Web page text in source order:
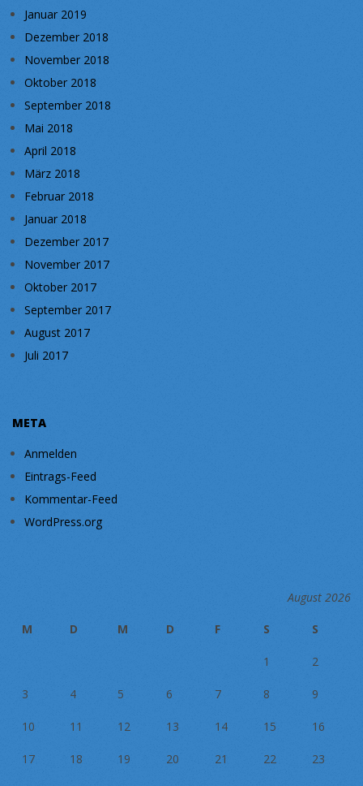
Januar 2019
Dezember 2018
November 2018
Oktober 2018
September 2018
Mai 2018
April 2018
März 2018
Februar 2018
Januar 2018
Dezember 2017
November 2017
Oktober 2017
September 2017
August 2017
Juli 2017
META
Anmelden
Eintrags-Feed
Kommentar-Feed
WordPress.org
August 2026
M D M D F S S
1 2
3 4 5 6 7 8 9
10 11 12 13 14 15 16
17 18 19 20 21 22 23